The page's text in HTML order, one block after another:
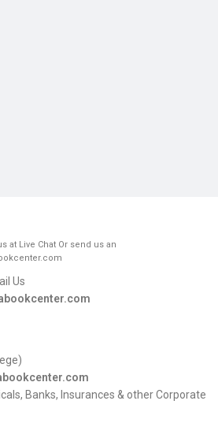
at Live Chat Or send us an
Us
Banks, Insurances & other Corporate